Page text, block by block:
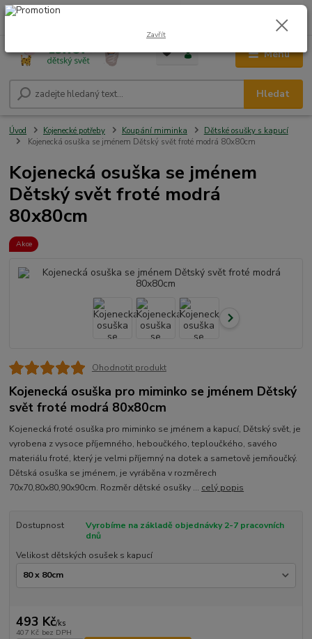
Menu
Hledat
+420 604 278 943 0,00 Kč
Úvod Kojenecké potřeby Koupání miminka
Dětské osušky s kapucí
Kojenecká osuška se jménem Dětský svět froté modrá 80x80cm
Kojenecká osuška se jménem
Dětský svět froté modrá
80x80cm
Akce
Ohodnotit produkt
Kojenecká osuška pro miminko se jménem Dětský
svět froté modrá 80x80cm
Kojenecká froté osuška pro miminko se jménem a kapucí, Dětský svět, je
vyrobena z vysoce příjemného, heboučkého, teploučkého, savého
materiálu froté, který je velmi příjemný na dotek a sametově jemňoučký.
Dětská osuška se jménem, je vyráběna v rozměrech
70x70,80x80,90x90cm. Rozměr dětské osušky ... celý popis
Dostupnost
Vyrobíme na základě objednávky 2-7 pracovních
dnů
Velikost dětských osušek s kapucí
493 Kč/ks
407 Kč bez DPH
Zavřít